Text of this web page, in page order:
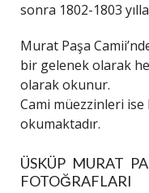
sonra 1802-1803
Murat Paşa
bir gelenek olarak
olarak okunur.
Cami müezzinleri ise
okumaktadır.
ÜSKÜP MURAT
FOTOĞRAFLARI